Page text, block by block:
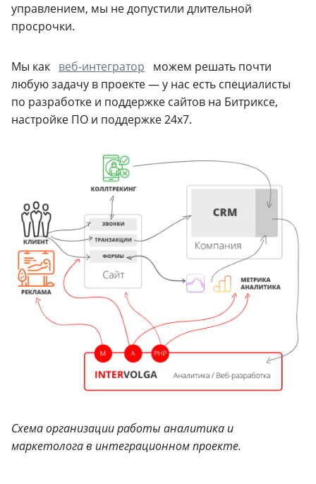
управлением, мы не допустили длительной
просрочки.
Мы как веб-интегратор
можем решать почти
любую задачу в проекте — у нас есть специалисты
по разработке и поддержке сайтов на Битриксе,
настройке ПО и поддержке 24х7.
Схема организации работы аналитика и
маркетолога в интеграционном проекте.